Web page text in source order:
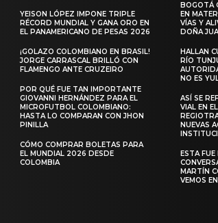
YEISON LÓPEZ IMPONE TRIPLE
RÉCORD MUNDIAL Y GANA ORO EN
EL PANAMERICANO DE PESAS 2026
¡GOLAZO COLOMBIANO EN BRASIL!
JORGE CARRASCAL BRILLÓ CON
FLAMENGO ANTE CRUZEIRO
POR QUÉ FUE TAN IMPORTANTE
GIOVANNI HERNÁNDEZ PARA EL
MICROFUTBOL COLOMBIANO:
HASTA LO COMPARAN CON JHON
PINILLA
CÓMO COMPRAR BOLETAS PARA
EL MUNDIAL 2026 DESDE
COLOMBIA
BOGOTÁ
EN
VÍAS Y
DOÑA
HALLAN
RÍO
NO ES
ASÍ SE
VIAL EN
NUEVAS
ESTA
MARTÍN
VEMOS